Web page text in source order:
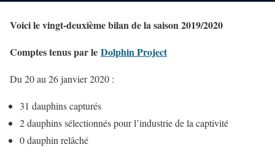
Voici le vingt-deuxièmebilan de la saison 2019/2020
Comptes tenus par le Dolphin Project
Du 20 au 26 janvier 2020 :
31 dauphins capturés
2 dauphins sélectionnés pour l’industrie de la captivité
0 dauphin relâché